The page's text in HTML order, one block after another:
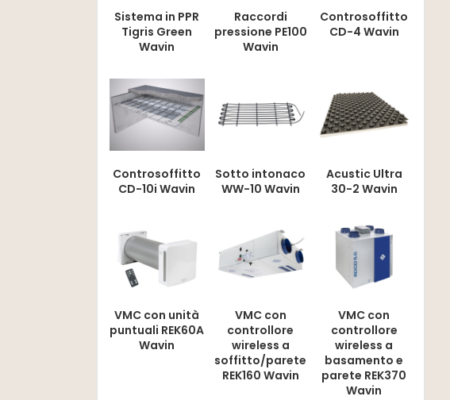
Sistema in PPR
Tigris Green
Wavin
Raccordi
pressione PE100
Wavin
Controsoffitto
CD-4 Wavin
Controsoffitto
CD-10i Wavin
Sotto intonaco
WW-10 Wavin
Acustic Ultra
30-2 Wavin
VMC con unità
puntuali REK60A
Wavin
VMC con
controllore
wireless a
soffitto/parete
REK160 Wavin
VMC con
controllore
wireless a
basamento e
parete REK370
Wavin